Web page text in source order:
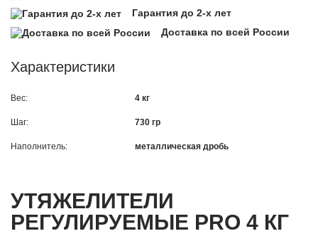
Гарантия до 2-х лет
Доставка по всей России
Характеристики
Вес: 4 кг
Шаг: 730 гр
Наполнитель: металлическая дробь
УТЯЖЕЛИТЕЛИ
РЕГУЛИРУЕМЫЕ PRO 4 КГ